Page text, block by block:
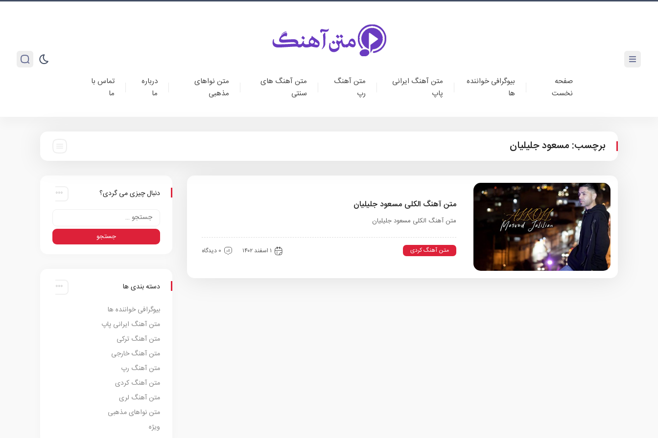
صفحه
نخست
بیوگرافی خواننده
ها
متن آهنگ ایرانی
پاپ
متن آهنگ
رپ
متن آهنگ های
سنتی
متن نواهای
مذهبی
درباره
ما
تماس با
ما
برچسب: مسعود جلیلیان
متن آهنگ الکلی مسعود جلیلیان
متن آهنگ الکلی مسعود جلیلیان
متن آهنگ کردی ۱ اسفند ۱۴۰۲ 0 دیدگاه
دنبال چیزی می گردی؟
دسته بندی ها
بیوگرافی خواننده ها
متن آهنگ ایرانی پاپ
متن آهنگ ترکی
متن آهنگ خارجی
متن آهنگ رپ
متن آهنگ کردی
متن آهنگ لری
متن نواهای مذهبی
ویژه